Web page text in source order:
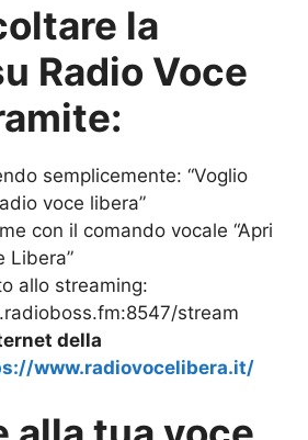
la
Radio Voce
semplicemente: “Voglio
voce libera”
con il comando vocale “Apri
Libera”
allo streaming:
stream
della
www.radiovocelibera.it/